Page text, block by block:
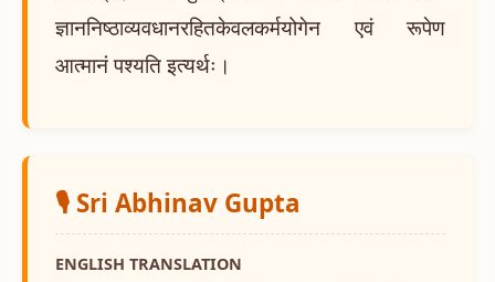
ज्ञाननिष्ठाव्यवधानरहितकेवलकर्मयोगेन एवं रूपेण
आत्मानं पश्यति इत्यर्थः।
🎙️ Sri Abhinav Gupta
ENGLISH TRANSLATION